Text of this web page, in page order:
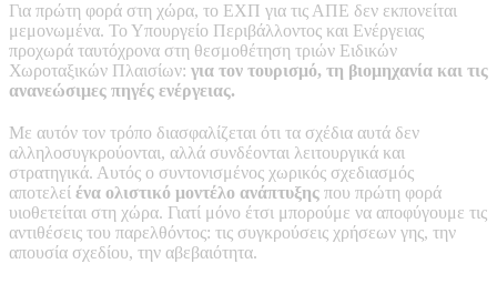
Για πρώτη φορά στη χώρα, το ΕΧΠ για τις ΑΠΕ δεν εκπονείται
μεμονωμένα. Το Υπουργείο Περιβάλλοντος και Ενέργειας
προχωρά ταυτόχρονα στη θεσμοθέτηση τριών Ειδικών
Χωροταξικών Πλαισίων: για τον τουρισμό, τη βιομηχανία και τις
ανανεώσιμες πηγές ενέργειας.
Με αυτόν τον τρόπο διασφαλίζεται ότι τα σχέδια αυτά δεν
αλληλοσυγκρούονται, αλλά συνδέονται λειτουργικά και
στρατηγικά. Αυτός ο συντονισμένος χωρικός σχεδιασμός
αποτελεί ένα ολιστικό μοντέλο ανάπτυξης που πρώτη φορά
υιοθετείται στη χώρα. Γιατί μόνο έτσι μπορούμε να αποφύγουμε τις
αντιθέσεις του παρελθόντος: τις συγκρούσεις χρήσεων γης, την
απουσία σχεδίου, την αβεβαιότητα.